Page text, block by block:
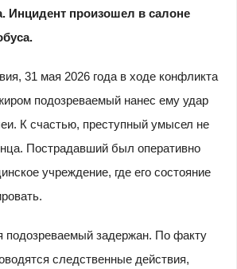
Инцидент произошел в салоне
31 мая 2026 года в ходе конфликта
подозреваемый нанес ему удар
К счастью, преступный умысел не
Пострадавший был оперативно
учреждение, где его состояние
подозреваемый задержан. По факту
следственные действия,